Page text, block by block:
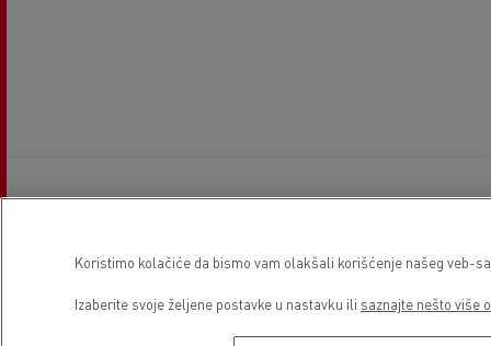
Koristimo kolačiće da bismo vam olakšali korišćenje našeg veb-
Izaberite svoje željene postavke u nastavku ili saznajte nešto više